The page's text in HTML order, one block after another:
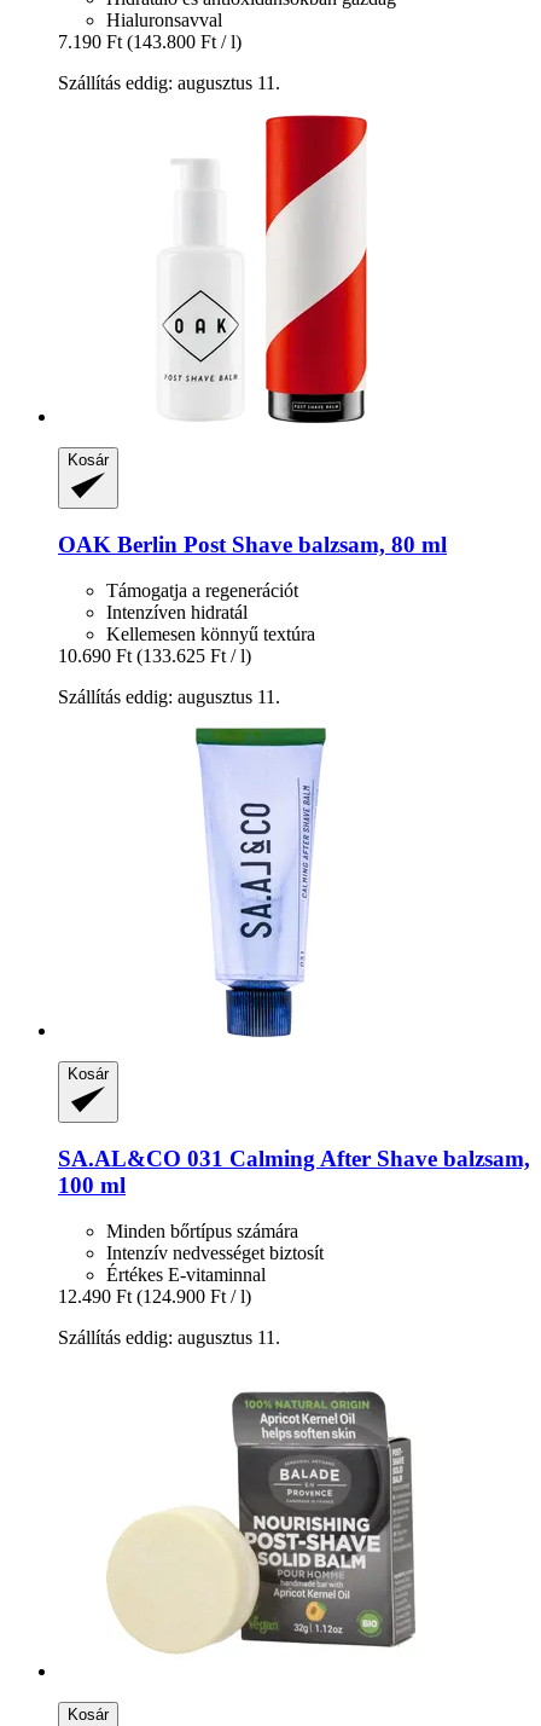
Hialuronsavval
7.190 Ft (143.800 Ft / l)
Szállítás eddig: augusztus 11.
Kosár
OAK Berlin Post Shave balzsam, 80 ml
Támogatja a regenerációt
Intenzíven hidratál
Kellemesen könnyű textúra
10.690 Ft (133.625 Ft / l)
Szállítás eddig: augusztus 11.
Kosár
SA.AL&CO 031 Calming After Shave balzsam,
100 ml
Minden bőrtípus számára
Intenzív nedvességet biztosít
Értékes E-vitaminnal
12.490 Ft (124.900 Ft / l)
Szállítás eddig: augusztus 11.
Kosár